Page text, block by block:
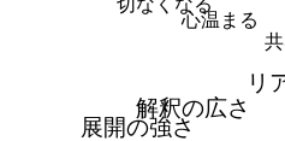
心温まる
リ
展開の強さ
解釈の広さ